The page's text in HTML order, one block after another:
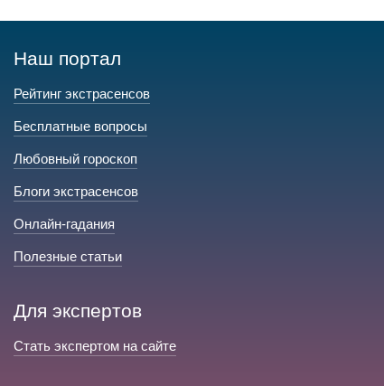
Наш портал
Рейтинг экстрасенсов
Бесплатные вопросы
Любовный гороскоп
Блоги экстрасенсов
Онлайн-гадания
Полезные статьи
Для экспертов
Стать экспертом на сайте